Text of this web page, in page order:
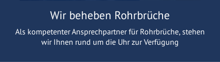
Wir beheben Rohrbrüche
Als kompetenter Ansprechpartner für Rohrbrüche, stehen
wir Ihnen rund um die Uhr zur Verfügung